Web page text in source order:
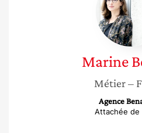
Marine
Métier–
Agence
Attachée de